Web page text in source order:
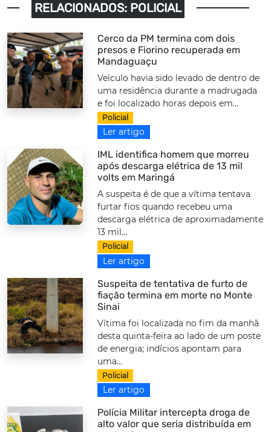
RELACIONADOS: POLICIAL
Cerco da PM termina com dois
presos e Fiorino recuperada em
Mandaguaçu
Veículo havia sido levado de dentro de
uma residência durante a madrugada
e foi localizado horas depois em...
Policial
Ler artigo
IML identifica homem que morreu
após descarga elétrica de 13 mil
volts em Maringá
A suspeita é de que a vítima tentava
furtar fios quando recebeu uma
descarga elétrica de aproximadamente
13 mil...
Policial
Ler artigo
Suspeita de tentativa de furto de
fiação termina em morte no Monte
Sinai
Vítima foi localizada no fim da manhã
desta quinta-feira ao lado de um poste
de energia; indícios apontam para
uma...
Policial
Ler artigo
Polícia Militar intercepta droga de
alto valor que seria distribuída em